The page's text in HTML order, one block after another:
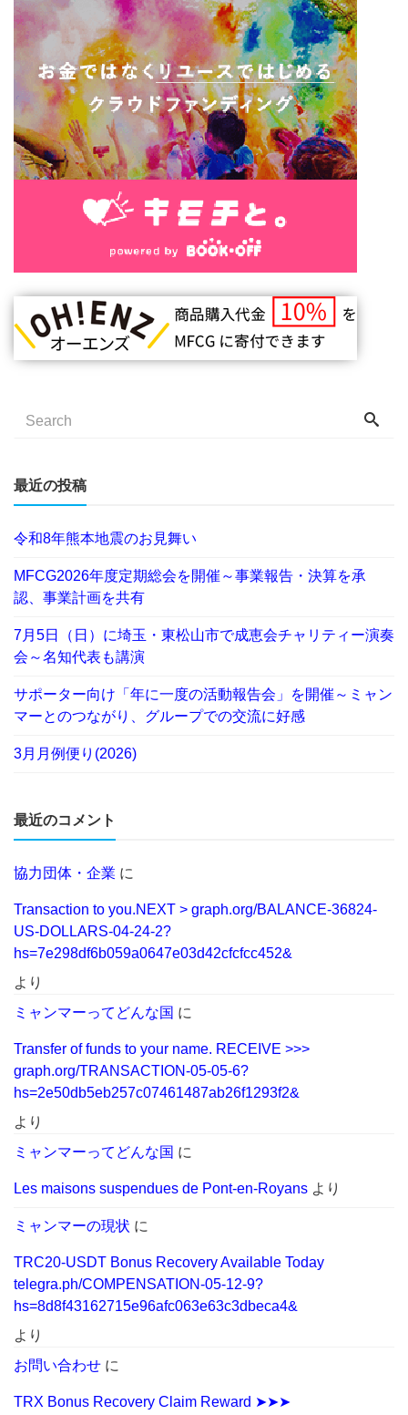
最近の投稿
令和8年熊本地震のお見舞い
MFCG2026年度定期総会を開催～事業報告・決算を承
認、事業計画を共有
7月5日（日）に埼玉・東松山市で成恵会チャリティー演奏
会～名知代表も講演
サポーター向け「年に一度の活動報告会」を開催～ミャン
マーとのつながり、グループでの交流に好感
3月月例便り(2026)
最近のコメント
協力団体・企業 に
Transaction to you.NEXT > graph.org/BALANCE-36824-
US-DOLLARS-04-24-2?
hs=7e298df6b059a0647e03d42cfcfcc452&
より
ミャンマーってどんな国 に
Transfer of funds to your name. RECEIVE >>>
graph.org/TRANSACTION-05-05-6?
hs=2e50db5eb257c07461487ab26f1293f2&
より
ミャンマーってどんな国 に
Les maisons suspendues de Pont-en-Royans より
ミャンマーの現状 に
TRC20-USDT Bonus Recovery Available Today
telegra.ph/COMPENSATION-05-12-9?
hs=8d8f43162715e96afc063e63c3dbeca4&
より
お問い合わせ に
TRX Bonus Recovery Claim Reward ➤➤➤